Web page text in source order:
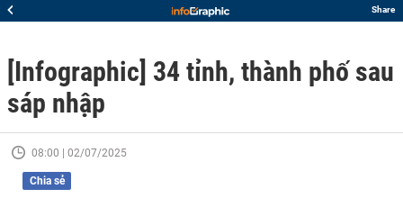
Share
[Infographic] 34 tỉnh, thành phố sau
sáp nhập
08:00 | 02/07/2025
Chia sẻ